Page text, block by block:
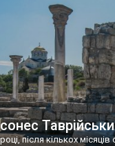
доби. Раритети
спадщини ЮНЕСКО
– на виставку «Золото
в Україні вважають це
після кількох